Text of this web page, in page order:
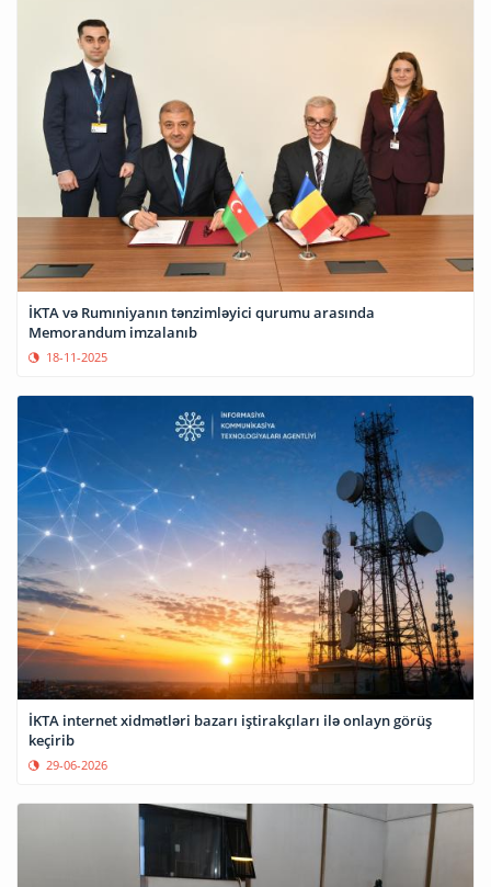
İKTA və Rumıniyanın tənzimləyici qurumu arasında
Memorandum imzalanıb
18-11-2025
İKTA internet xidmətləri bazarı iştirakçıları ilə onlayn görüş
keçirib
29-06-2026